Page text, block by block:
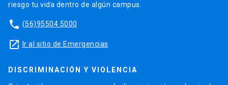
riesgo tu vida dentro de algún campus.
phone (56)95504 5000
launch Ir al sitio de Emergencias
DISCRIMINACIÓN Y VIOLENCIA